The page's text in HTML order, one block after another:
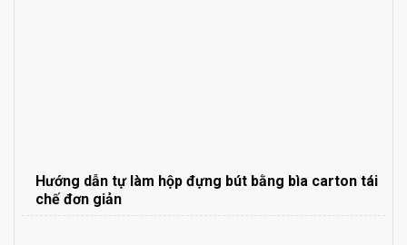
Hướng dẫn tự làm hộp đựng bút bằng bìa carton tái
chế đơn giản